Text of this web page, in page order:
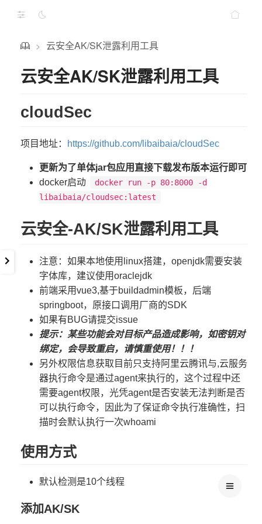
> 云安全AK/SK泄露利用工具
云安全AK/SK泄露利用工具
cloudSec
项目地址： https://github.com/libaibaia/cloudSec
更新为了单体jar包应用直接下载发布版本运行即可
docker启动
docker run -p 80:8000 -d
libaibaia/cloudsec:latest
云安全-AK/SK泄露利用工具
注意：如果本地使用linux搭建，openjdk需要安装
字体库，建议使用oraclejdk
前端采用vue3,基于buildadmin模板，后端
springboot，原接口调用厂商的SDK
如果有BUG请提交issue
提示：某些功能会对目标产品造成影响，如密钥对
绑定，会导致重启，请慎重使用！！！
另外权限信息获取目前只支持阿里云腾讯与,云服务
器执行命令是通过agent来执行的，这个过程中还
需要agent权限，光凭agent是否安装无法判断是否
可以执行命令，因此为了保证命令执行准确性，扫
描时会默认执行一次whoami
使用方式
默认检测是10个线程
添加AK/SK